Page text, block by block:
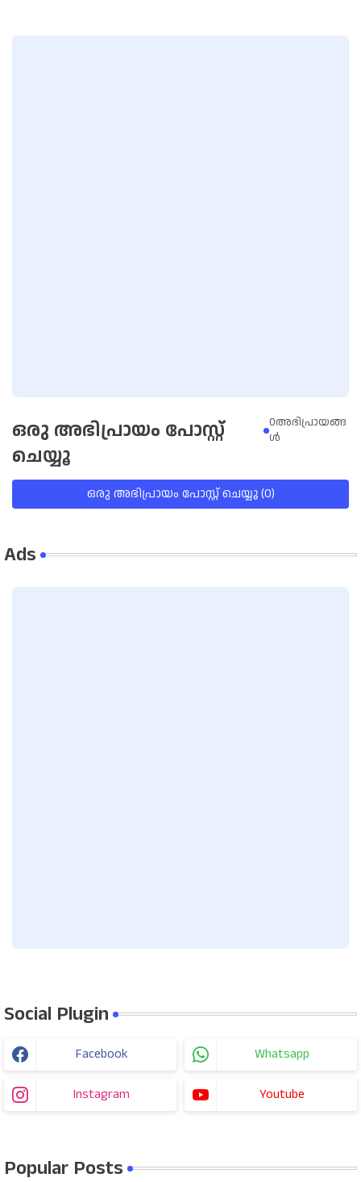
ഒരു അഭിപ്രായം പോസ്റ്റ്
ചെയ്യൂ
0അഭിപ്രായങ്ങ
ള്‍
ഒരു അഭിപ്രായം പോസ്റ്റ് ചെയ്യൂ (0)
Ads
Social Plugin
Facebook Whatsapp
Instagram Youtube
Popular Posts